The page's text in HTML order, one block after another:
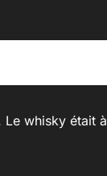
Le whisky était à